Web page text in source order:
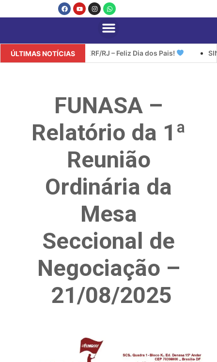
ÚLTIMAS NOTÍCIASSINDISERF/RJ – Feliz Dia dos Pais!
FUNASA –
Relatório da 1ª
Reunião
Ordinária da
Mesa
Seccional de
Negociação –
21/08/2025